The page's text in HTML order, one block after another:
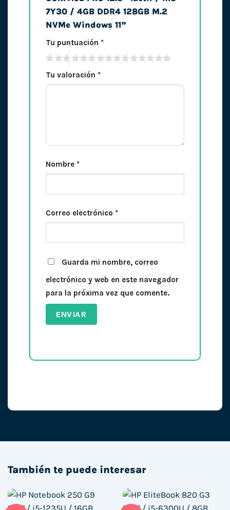
7Y30 / 4GB DDR4 128GB M.2
NVMe Windows 11”
Tu puntuación *
Tu valoración *
Nombre *
Correo electrónico *
Guarda mi nombre, correo
electrónico y web en este navegador
para la próxima vez que comente.
También te puede interesar